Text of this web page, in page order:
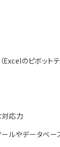
Excelのピボットテ
対応力
ールやデータベ